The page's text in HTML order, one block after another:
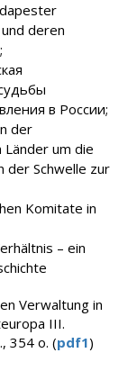
deren
в России;
der
um die
der Schwelle zur
Komitate in
– ein
Verwaltung in
III.
354 o. (pdf1)